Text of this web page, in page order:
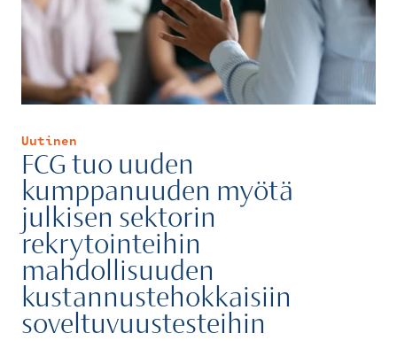
Uutinen
FCG tuo uuden
kumppanuuden myötä
julkisen sektorin
rekrytointeihin
mahdollisuuden
kustannustehokkaisiin
soveltuvuustesteihin